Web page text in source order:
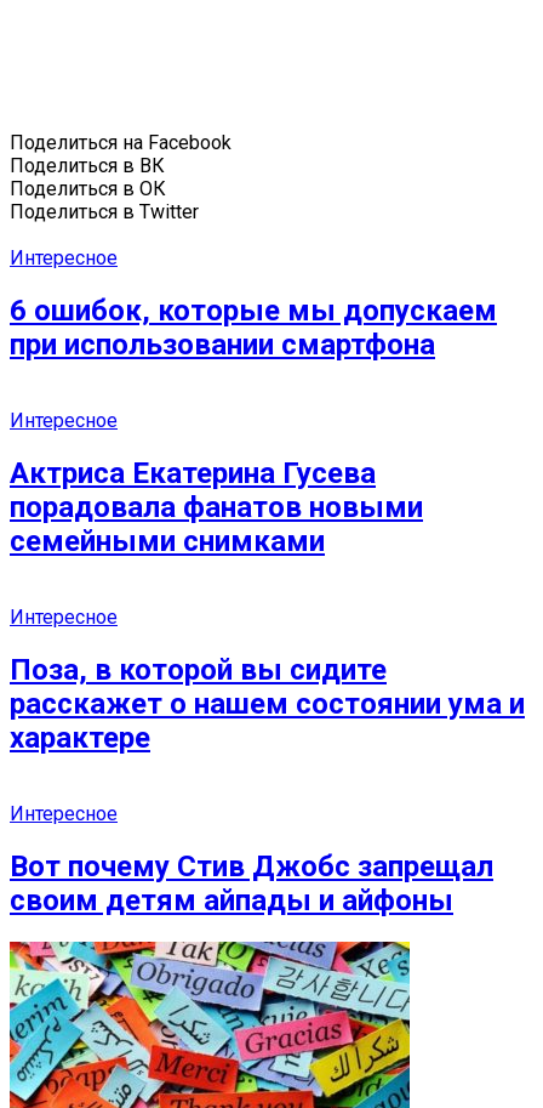
Поделиться на Facebook
Поделиться в ВК
Поделиться в ОК
Поделиться в Twitter
Интересное
6 ошибок, которые мы допускаем
при использовании смартфона
Интересное
Актриса Екатерина Гусева
порадовала фанатов новыми
семейными снимками
Интересное
Поза, в которой вы сидите
расскажет о нашем состоянии ума и
характере
Интересное
Вот почему Стив Джобс запрещал
своим детям айпады и айфоны